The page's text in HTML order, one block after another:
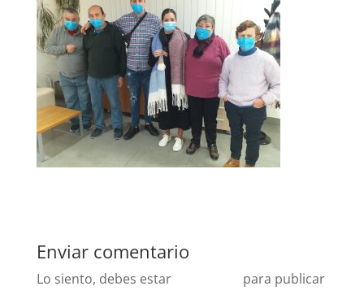
Enviar comentario
Lo siento, debes estar
para publicar